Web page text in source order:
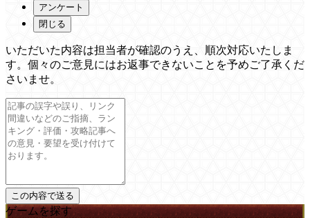
アンケート
閉じる
いただいた内容は担当者が確認のうえ、順次対応いたしま
す。個々のご意見にはお返事できないことを予めご了承くだ
さいませ。
ゲームを探す